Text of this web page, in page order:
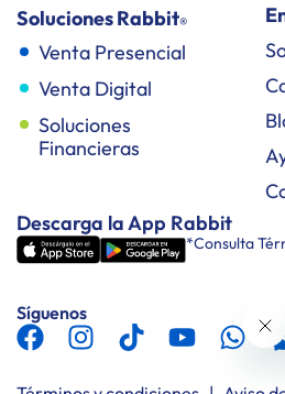
Soluciones Rabbit®
Venta Presencial
Venta Digital
Soluciones
Financieras
Descarga la App Rabbit
*Consulta
Síguenos